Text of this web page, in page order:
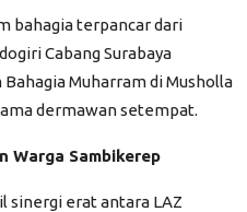
bahagia terpancar dari
Cabang Surabaya
Muharram di Musholla
dermawan setempat.
Warga Sambikerep
sinergi erat antara LAZ